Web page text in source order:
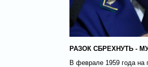
В феврале 1959 года на